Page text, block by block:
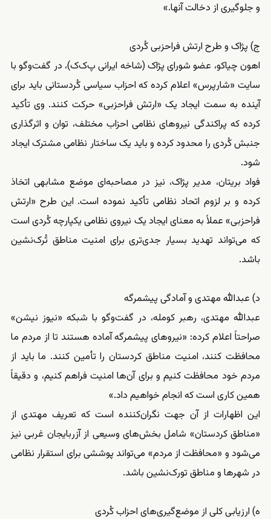
و جلوگیری از دخالت آنها.»
ج) پژاک و طرح ارتش فراحزبی کُردی
اهون چیاکو، عضو شورای پژاک (شاخه ایرانی پ‌ک‌ک)، در گفت‌وگو با
سایت «شارپرس» اعلام کرده که احزاب سیاسی کُردستانی باید برای
آینده به سمت ایجاد یک «ارتش فراحزبی» حرکت کنند. وی تأکید
کرده که پراکندگی نیروهای نظامی احزاب مختلف، توان و اثرگذاری
جنبش کُردی را محدود کرده و باید یک ساختار نظامی مشترک ایجاد
شود.
فواد بریتان، مدیر پژاک، نیز در مصاحبه‌ای موضع مشابهی اتخاذ
کرده و بر لزوم اتحاد نظامی تأکید نموده است. این طرح «ارتش
فراحزبی» عملاً به معنای ایجاد یک نیروی نظامی یکپارچه کُردی است
که می‌تواند تهدید بسیار جدی‌تری برای امنیت مناطق تُرک‌نشین
باشد.
د) عبدالله مهتدی و آمادگی پیشمرگه
عبدالله مهتدی، رهبر کومله، در گفت‌وگو با شبکه «نیوز نیشن»
صراحتاً اعلام کرده: «نیروهای پیشمرگه آماده هستند تا از مردم ما
محافظت کنند، امنیت مناطق کردستان را تأمین کنند. ما باید از
مردم خود محافظت کنیم و برای آن‌ها امنیت فراهم کنیم، و دقیقاً
همین کاری است که انجام خواهیم داد.»
این اظهارات از آن جهت نگران‌کننده است که تعریف مهتدی از
«مناطق کردستان» شامل بخش‌های وسیعی از آزربایجان غربی نیز
می‌شود و «محافظت از مردم» می‌تواند پوششی برای استقرار نظامی
در شهرها و مناطق تورک‌نشین باشد.
ه) ارزیابی کلی از موضع‌گیری‌های احزاب کُردی